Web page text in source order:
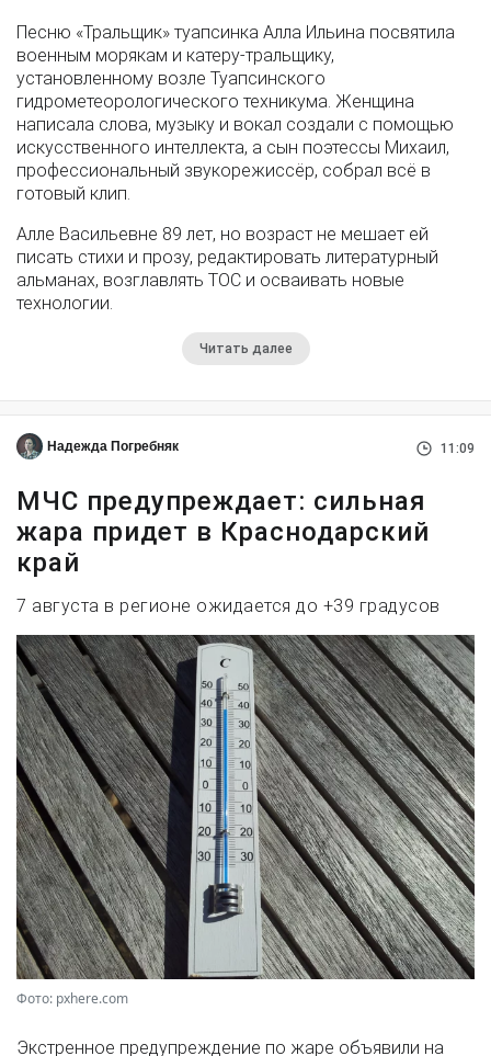
Песню «Тральщик» туапсинка Алла Ильина посвятила
военным морякам и катеру-тральщику,
установленному возле Туапсинского
гидрометеорологического техникума. Женщина
написала слова, музыку и вокал создали с помощью
искусственного интеллекта, а сын поэтессы Михаил,
профессиональный звукорежиссёр, собрал всё в
готовый клип.
Алле Васильевне 89 лет, но возраст не мешает ей
писать стихи и прозу, редактировать литературный
альманах, возглавлять ТОС и осваивать новые
технологии.
Читать далее
Надежда Погребняк 11:09
МЧС предупреждает: сильная
жара придет в Краснодарский
край
7 августа в регионе ожидается до +39 градусов
Фото: pxhere.com
Экстренное предупреждение по жаре объявили на